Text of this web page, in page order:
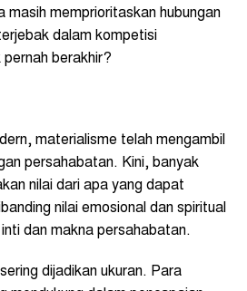
masih memprioritaskan hubungan
dalam kompetisi
berakhir?
materialisme telah mengambil
persahabatan. Kini, banyak
nilai dari apa yang dapat
nilai emosional dan spiritual
dan makna persahabatan.
dijadikan ukuran. Para